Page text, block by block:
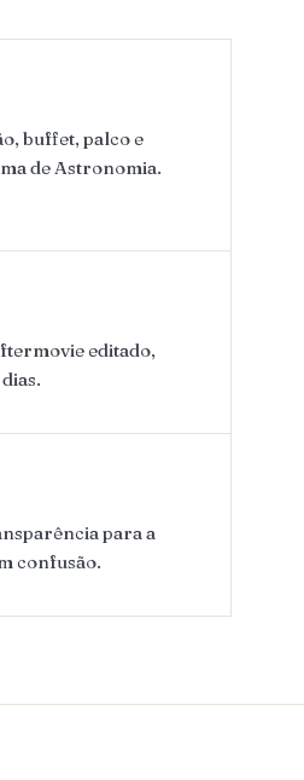
buffet, palco e
de Astronomia.
editado,
para a
confusão.